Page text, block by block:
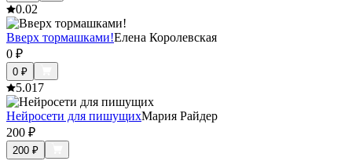
0.02
Вверх тормашками!Елена Королевская
0 ₽
0 ₽
5.017
Нейросети для пишущихМария Райдер
200 ₽
200 ₽